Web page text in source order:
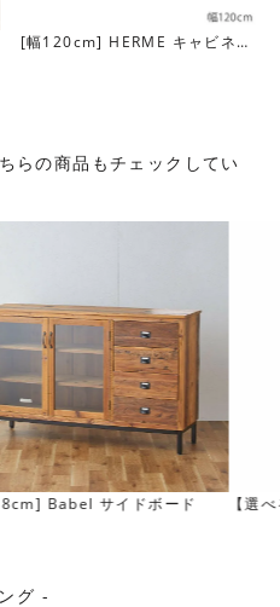
もご用意しておりま
ズです。 幅80cm、幅
ているので2台並べても違
[幅120cm] HERME キャビネッ
らの商品もチェックしてい
[幅150cm] HERME キャビネット
グ -